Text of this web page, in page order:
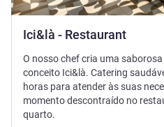
Ici&là - Restaurant
O nosso chef cria uma
conceito Ici&là. Catering
horas para atender às suas
momento descontraído no
quarto.